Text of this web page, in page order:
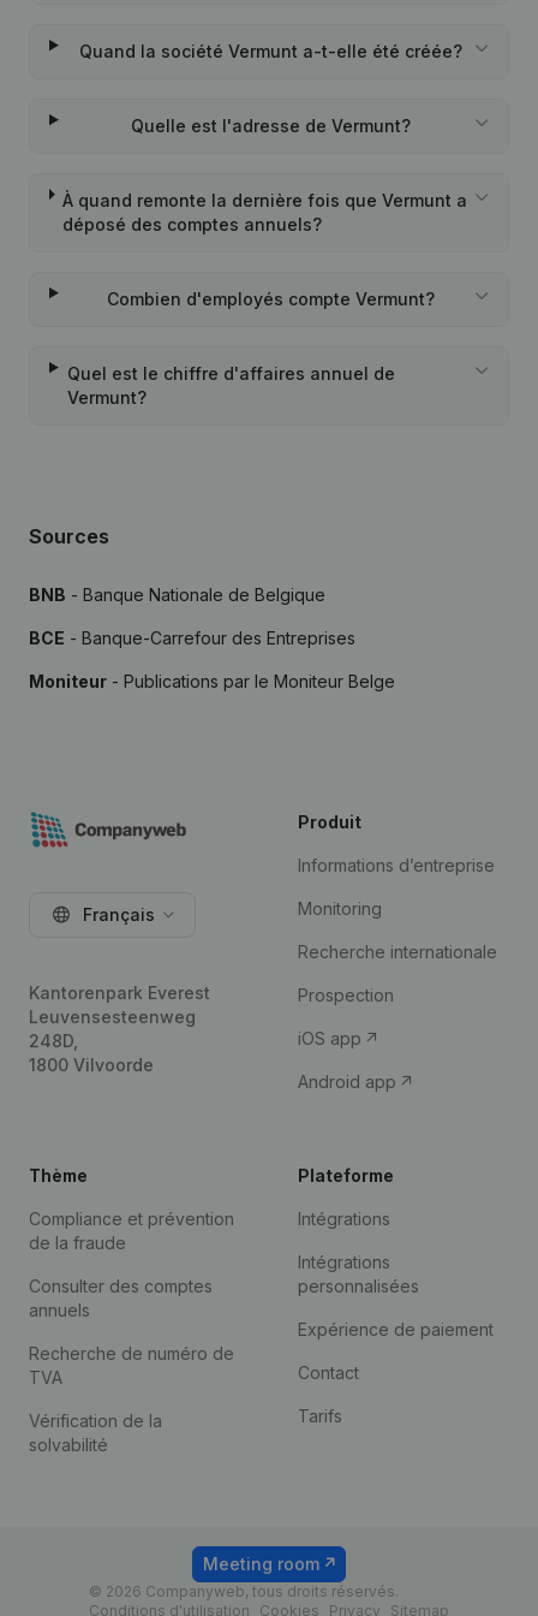
Quand la société Vermunt a-t-elle été créée?
Quelle est l'adresse de Vermunt?
À quand remonte la dernière fois que Vermunt a
déposé des comptes annuels?
Combien d'employés compte Vermunt?
Quel est le chiffre d'affaires annuel de
Vermunt?
Sources
BNB - Banque Nationale de Belgique
BCE - Banque-Carrefour des Entreprises
Moniteur - Publications par le Moniteur Belge
Français
Kantorenpark Everest
Leuvensesteenweg
248D,
1800 Vilvoorde
Produit
Informations d’entreprise
Monitoring
Recherche internationale
Prospection
iOS app
Android app
Thème
Compliance et prévention
de la fraude
Consulter des comptes
annuels
Recherche de numéro de
TVA
Vérification de la
solvabilité
Plateforme
Intégrations
Intégrations
personnalisées
Expérience de paiement
Contact
Tarifs
© 2026 Companyweb, tous droits réservés.
Conditions d'utilisation
Cookies Privacy Sitemap
Meeting room